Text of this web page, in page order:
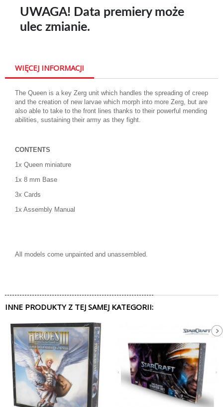
UWAGA! Data premiery może
ulec zmianie.
WIĘCEJ INFORMACJI
The Queen is a key Zerg unit which handles the spreading of creep
and the creation of new larvae which morph into more Zerg, but are
also able to take to the front lines thanks to their powerful mending
abilities, sustaining their army as they fight.
CONTENTS
1x Queen miniature
1x 8 mm Base
3x Cards
1x Assembly Manual
All models come unpainted and unassembled.
INNE PRODUKTY Z TEJ SAMEJ KATEGORII: